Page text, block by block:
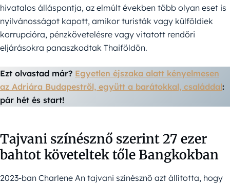
hivatalos álláspontja, az elmúlt években több olyan eset is
nyilvánosságot kapott, amikor turisták vagy külföldiek
korrupcióra, pénzkövetelésre vagy vitatott rendőri
eljárásokra panaszkodtak Thaiföldön.
Ezt olvastad már? Egyetlen éjszaka alatt kényelmesen
az Adriára Budapestről, együtt a barátokkal, családdal:
pár hét és start!
Tajvani színésznő szerint 27 ezer
bahtot követeltek tőle Bangkokban
2023-ban Charlene An tajvani színésznő azt állította, hogy